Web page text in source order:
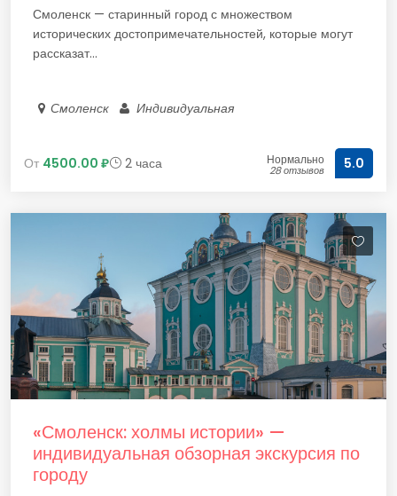
Смоленск — старинный город с множеством
исторических достопримечательностей, которые могут
рассказат...
Смоленск Индивидуальная
От 4500.00 ₽ 2 часа Нормально
28 отзывов 5.0
«Смоленск: холмы истории» —
индивидуальная обзорная экскурсия по
городу